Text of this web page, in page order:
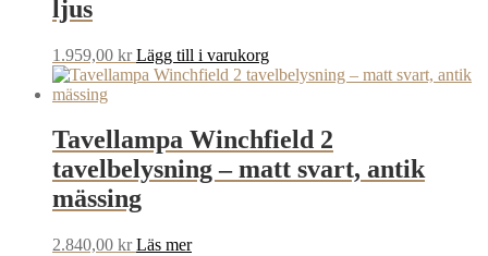
ljus
1.959,00 kr Lägg till i varukorg
Tavellampa Winchfield 2
tavelbelysning – matt svart, antik
mässing
2.840,00 kr Läs mer